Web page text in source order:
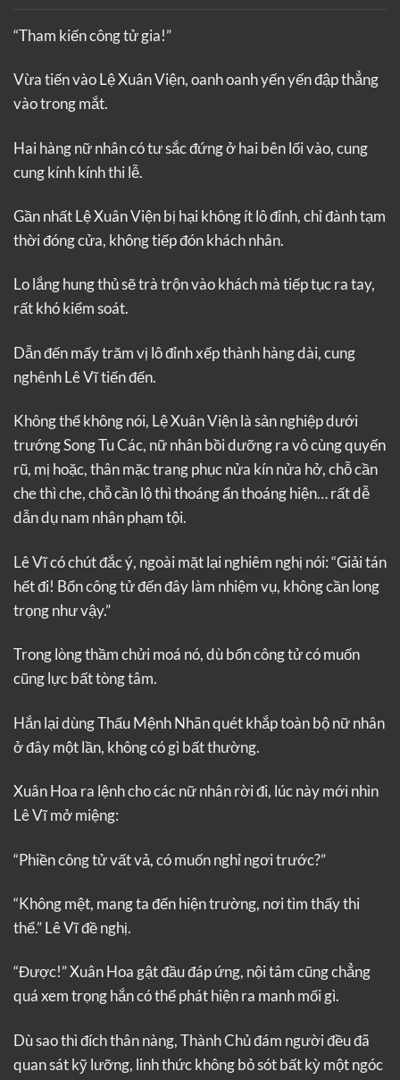
“Tham kiến công tử gia!”
Vừa tiến vào Lệ Xuân Viện, oanh oanh yến yến đập thẳng
vào trong mắt.
Hai hàng nữ nhân có tư sắc đứng ở hai bên lối vào, cung
cung kính kính thi lễ.
Gần nhất Lệ Xuân Viện bị hại không ít lô đỉnh, chỉ đành tạm
thời đóng cửa, không tiếp đón khách nhân.
Lo lắng hung thủ sẽ trà trộn vào khách mà tiếp tục ra tay,
rất khó kiểm soát.
Dẫn đến mấy trăm vị lô đỉnh xếp thành hàng dài, cung
nghênh Lê Vĩ tiến đến.
Không thể không nói, Lệ Xuân Viện là sản nghiệp dưới
trướng Song Tu Các, nữ nhân bồi dưỡng ra vô cùng quyến
rũ, mị hoặc, thân mặc trang phục nửa kín nửa hở, chỗ cần
che thì che, chỗ cần lộ thì thoáng ẩn thoáng hiện… rất dễ
dẫn dụ nam nhân phạm tội.
Lê Vĩ có chút đắc ý, ngoài mặt lại nghiêm nghị nói: “Giải tán
hết đi! Bổn công tử đến đây làm nhiệm vụ, không cần long
trọng như vậy.”
Trong lòng thầm chửi moá nó, dù bổn công tử có muốn
cũng lực bất tòng tâm.
Hắn lại dùng Thấu Mệnh Nhãn quét khắp toàn bộ nữ nhân
ở đây một lần, không có gì bất thường.
Xuân Hoa ra lệnh cho các nữ nhân rời đi, lúc này mới nhìn
Lê Vĩ mở miệng:
“Phiền công tử vất vả, có muốn nghỉ ngơi trước?”
“Không mệt, mang ta đến hiện trường, nơi tìm thấy thi
thể.” Lê Vĩ đề nghị.
“Được!” Xuân Hoa gật đầu đáp ứng, nội tâm cũng chẳng
quá xem trọng hắn có thể phát hiện ra manh mối gì.
Dù sao thì đích thân nàng, Thành Chủ đám người đều đã
quan sát kỹ lưỡng, linh thức không bỏ sót bất kỳ một ngóc